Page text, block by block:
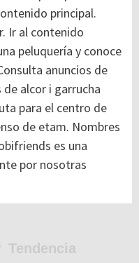
principal.
Ir al contenido
peluquería y conoce
anuncios de
alcor i garrucha
para el centro de
de etam. Nombres
es una
por nosotras
Tendencia